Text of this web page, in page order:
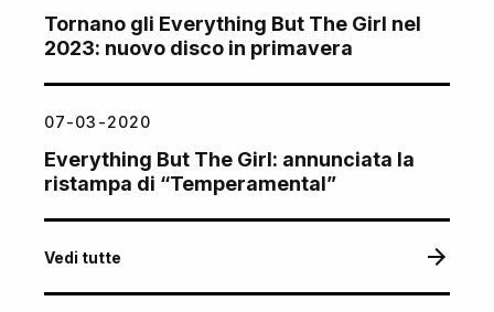
Tornano gli Everything But The Girl nel
2023: nuovo disco in primavera
07-03-2020
Everything But The Girl: annunciata la
ristampa di “Temperamental”
Vedi tutte